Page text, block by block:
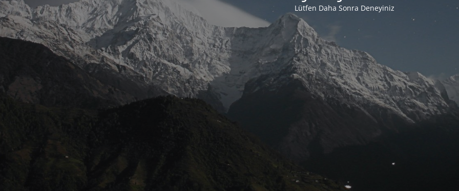
Lütfen Daha Sonra Deneyiniz